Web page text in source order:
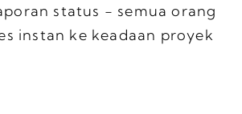
status - semua orang
instan ke keadaan proyek